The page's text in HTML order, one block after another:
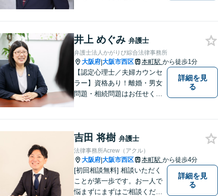
ュニケーション」を大切に
し、喜んで頂けるサービスを
提供いたします【法テラス利
用可】
井上 めぐみ 弁護士
弁護士法人かがりび綜合法律事務所
大阪府|大阪市西区 本町駅 から徒歩1分
【認定心理士／夫婦カウンセ
ラー】資格あり！離婚・男女
問題・相続問題はお任せくだ
指します【初回相談無料】
【本町駅徒歩2分】男性の方の
ご相談も多く寄せられていま
す。
詳細を見
る
吉田 将樹 弁護士
法律事務所Acrew（アクル）
大阪府|大阪市西区 本町駅 から徒歩4分
[初回相談無料] 相談いただく
ことが第一歩です。お一人で
悩まずにまずはご相談くださ
詳細を見
る